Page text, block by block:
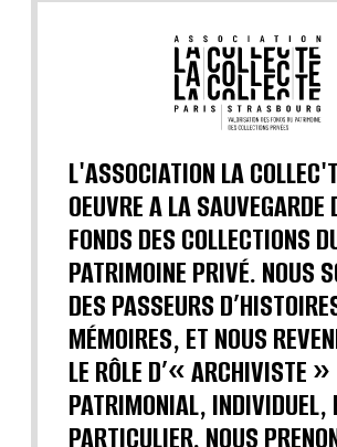
L'ASSOCIATION LA
OEUVRE A LA SAUVEGARDE
FONDS DES COLLECTIONS
PATRIMOINE PRIVÉ. NOUS
DES PASSEURS
MÉMOIRES, ET NOUS
LE RÔLE D’« ARCHIVISTE »
PATRIMONIAL, INDIVIDUEL,
PARTICULIER. NOUS